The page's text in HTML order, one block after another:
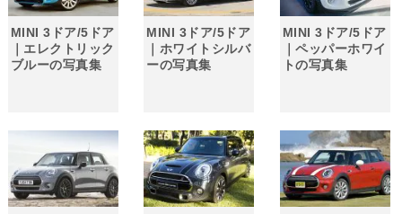
MINI 3ドア/5ドア
｜エレクトリック
ブルーの写真集
MINI 3ドア/5ドア
｜ホワイトシルバ
ーの写真集
MINI 3ドア/5ドア
｜ペッパーホワイ
トの写真集